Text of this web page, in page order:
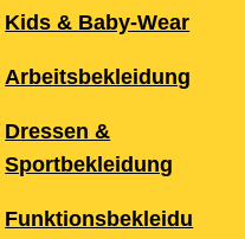
Kids & Baby-Wear
Arbeitsbekleidung
Dressen &
Sportbekleidung
Funktionsbekleidu